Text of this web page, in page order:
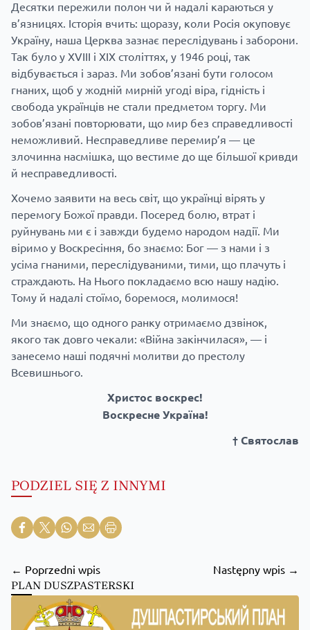
Десятки пережили полон чи й надалі караються у
в’язницях. Історія вчить: щоразу, коли Росія окуповує
Україну, наша Церква зазнає переслідувань і заборони.
Так було у XVIII і XIX століттях, у 1946 році, так
відбувається і зараз. Ми зобов’язані бути голосом
гнаних, щоб у жодній мирній угоді віра, гідність і
свобода українців не стали предметом торгу. Ми
зобов’язані повторювати, що мир без справедливості
неможливий. Несправедливе перемир’я — це
злочинна насмішка, що вестиме до ще більшої кривди
й несправедливості.
Хочемо заявити на весь світ, що українці вірять у
перемогу Божої правди. Посеред болю, втрат і
руйнувань ми є і завжди будемо народом надії. Ми
віримо у Воскресіння, бо знаємо: Бог — з нами і з
усіма гнаними, переслідуваними, тими, що плачуть і
страждають. На Нього покладаємо всю нашу надію.
Тому й надалі стоїмо, боремося, молимося!
Ми знаємо, що одного ранку отримаємо дзвінок,
якого так довго чекали: «Війна закінчилася», — і
занесемо наші подячні молитви до престолу
Всевишнього.
Христос воскрес!
Воскресне Україна!
† Святослав
PODZIEL SIĘ Z INNYMI
← Poprzedni wpis Następny wpis →
PLAN DUSZPASTERSKI